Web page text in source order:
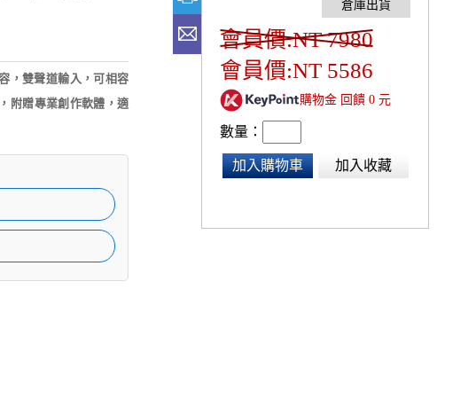
，雙聲道輸入，可相容
附贈專業創作軟體，適
會員價:NT 7980
會員價:NT 5586
購物金 回饋 0 元
數量：
加入購物車 加入收藏